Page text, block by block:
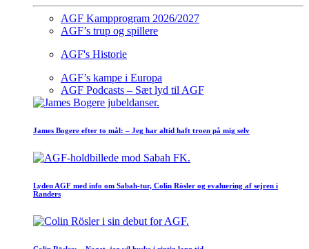
AGF Kampprogram 2026/2027
AGF’s trup og spillere
AGF's Historie
AGF’s kampe i Europa
AGF Podcasts – Sæt lyd til AGF
James Bogere efter to mål: – Jeg har altid haft troen på mig selv
Lyden AGF med info om Sabah-tur, Colin Rösler og evaluering af sejren i
Randers